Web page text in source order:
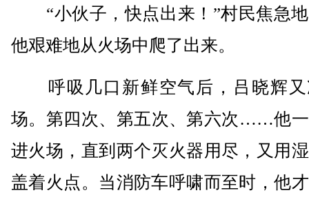
“小伙子，快点出来！”村民焦急
他艰难地从火场中爬了出来。
呼吸几口新鲜空气后，吕晓辉又
场。第四次、第五次、第六次……他
进火场，直到两个灭火器用尽，又用
盖着火点。当消防车呼啸而至时，他